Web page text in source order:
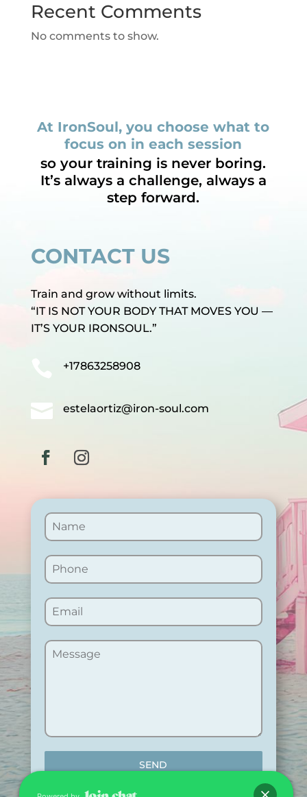
Recent Comments
No comments to show.
At IronSoul, you choose what to
focus on in each session
so your training is never boring.
It’s always a challenge, always a
step forward.
CONTACT US
Train and grow without limits.
“IT IS NOT YOUR BODY THAT MOVES YOU —
IT’S YOUR IRONSOUL.”
+17863258908
 estelaortiz@iron-soul.com
SEND